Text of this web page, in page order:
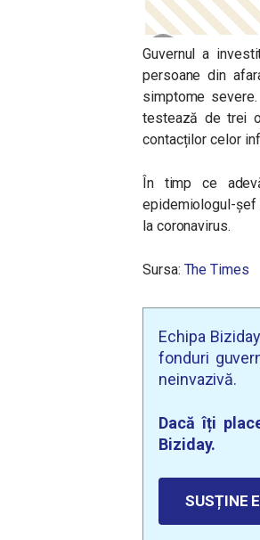
Guvernul a
persoane din
simptome
testează de trei
contacților celor
În timp ce
epidemiologul-șef
la coronavirus.
Sursa: The Times
Echipa
fonduri
neinvazivă.
Dacă îți
Biziday.
SUSȚINE